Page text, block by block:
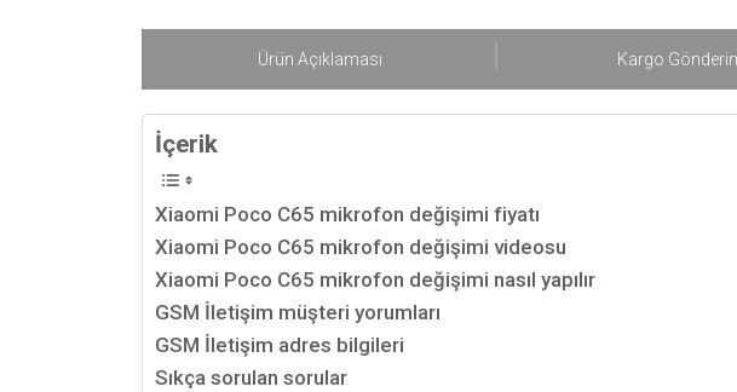
Ürün Açıklaması Kargo
İçerik
Xiaomi Poco C65 mikrofon değişimi fiyatı
Xiaomi Poco C65 mikrofon değişimi videosu
Xiaomi Poco C65 mikrofon değişimi nasıl yapılır
GSM İletişim müşteri yorumları
GSM İletişim adres bilgileri
Sıkça sorulan sorular